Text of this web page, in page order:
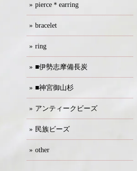
pierce＊earring
bracelet
ring
■伊勢志摩備長炭
■神宮御山杉
アンティークビーズ
民族ビーズ
other